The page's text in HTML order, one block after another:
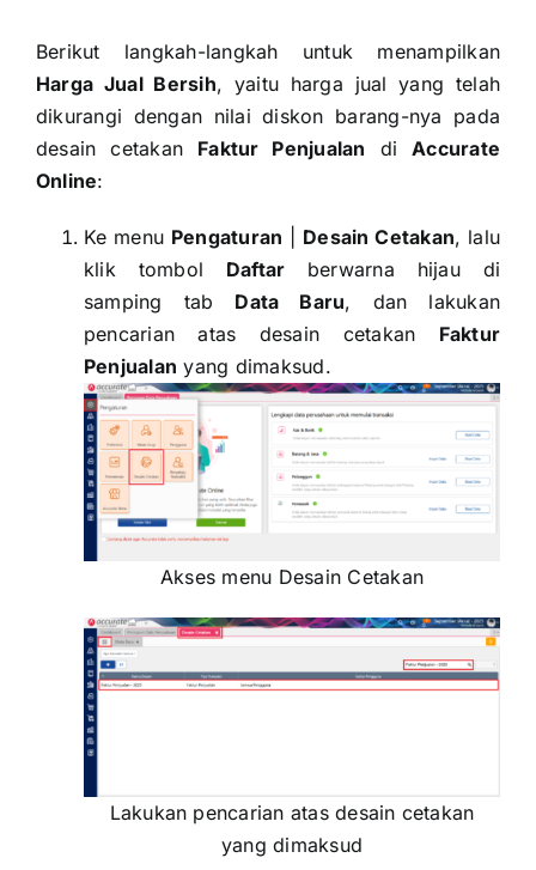
Berikut langkah-langkah untuk menampilkan
Harga Jual Bersih, yaitu harga jual yang telah
dikurangi dengan nilai diskon barang-nya pada
desain cetakan Faktur Penjualan diAccurate
Online:
Ke menu Pengaturan Desain Cetakan, lalu
klik tombol Daftar berwarna hijau di
samping tab Data Baru, dan lakukan
pencarian atas desain cetakan Faktur
Penjualan yang dimaksud.
Akses menu Desain Cetakan
Lakukan pencarian atas desain cetakan
yang dimaksud